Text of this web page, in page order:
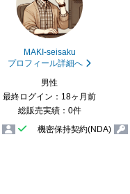
MAKI-seisaku
プロフィール詳細へ
男性
最終ログイン：18ヶ月前
総販売実績：0件
機密保持契約(NDA)